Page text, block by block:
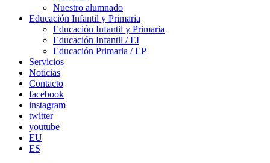
Nuestro alumnado
Educación Infantil y Primaria
Educación Infantil y Primaria
Educación Infantil / EI
Educación Primaria / EP
Servicios
Noticias
Contacto
facebook
instagram
twitter
youtube
EU
ES